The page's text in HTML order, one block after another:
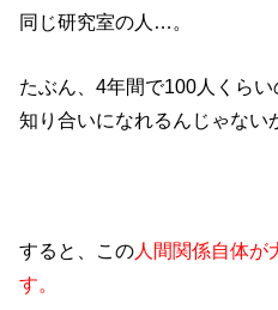
同じ研究室の人…。
たぶん、4年間で100人くらい
知り合いになれるんじゃない
すると、この人間関係自体が
す。